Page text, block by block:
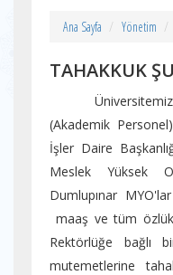
Ana Sayfa Yönetim
TAHAKKUK
Üniversitemiz
(Akademik
İşler Daire
Meslek Yüksek
Dumlupınar
maaş ve tüm
Rektörlüğe bağlı
mutemetlerine